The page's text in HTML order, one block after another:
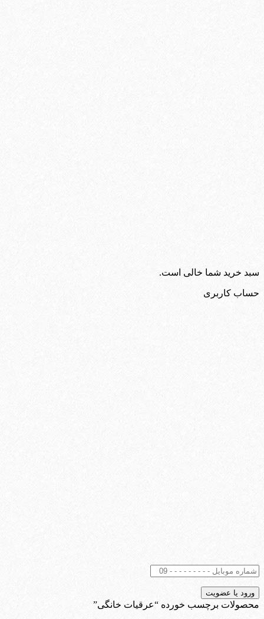
سبد خرید شما خالی است.
حساب کاربری
محصولات برچسب خورده “عرقیات خانگی”